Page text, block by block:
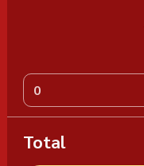
Total